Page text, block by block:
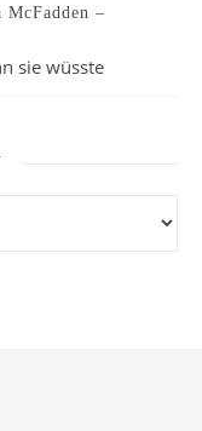
McFadden –
sie wüsste